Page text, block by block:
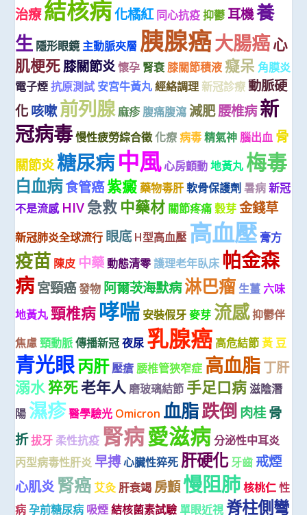
治療結核病化橘紅 同心抗疫 抑鬱 耳機養
生 隱形眼鏡 主動脈夾層 胰腺癌大腸癌心
肌梗死膝關節炎懷孕 腎衰 膝關節積液 癡呆 角膜炎
電子煙 抗原測試 安宮牛黃丸 經絡調理 新冠診療 動脈硬
化咳嗽前列腺麻疹 腹痛腹瀉 減肥腰椎病新
冠病毒慢性疲勞綜合徵化療 病毒 精氣神 腦出血 骨
關節炎糖尿病中風心房顫動 地黃丸 梅毒
白血病食管癌紫癜 藥物毒肝 軟骨保護劑 暑病 新冠
不是流感 HIV急救 中藥材 關節疼痛 穀芽 金錢草
新冠肺炎全球流行 眼底 H型高血壓 高血壓 膏方
疫苗 陳皮 中藥 動態清零護理老年臥床 帕金森
病宮頸癌發物 阿爾茨海默病淋巴瘤 生薑 六味
地黃丸 頸椎病 哮喘 安裝假牙 麥芽 流感抑鬱伴
焦慮 頸動脈 傳播新冠 夜尿 乳腺癌 高危結節 黃 豆
青光眼丙肝壓瘡 腰椎管狹窄症 高血脂丁肝
溺水猝死老年人 磨玻璃結節 手足口病 滋陰潛
陽 濕疹醫學驗光 Omicron 血脂跌倒肉桂骨
折拔牙 柔性抗疫 腎病愛滋病 分泌性中耳炎
丙型病毒性肝炎 早搏心臟性猝死 肝硬化 牙齒 戒煙
心肌炎 腎癌 艾灸 肝衰竭 房顫慢阻肺核桃仁 性
病 孕前糖尿病 吸煙 結核菌素試驗 單眼近視 脊柱側彎